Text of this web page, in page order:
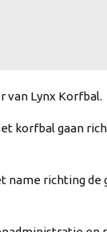
Lynx
korfbal gaan
richting